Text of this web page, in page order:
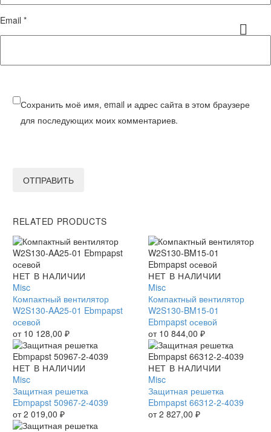
Email *
Сохранить моё имя, email и адрес сайта в этом браузере
для последующих моих комментариев.
ОТПРАВИТЬ
RELATED PRODUCTS
Компактный
вентилятор
W2S130-
AA25-
01
Ebmpapst
осевой
НЕТ В НАЛИЧИИ
Misc
Компактный вентилятор
W2S130-AA25-01 Ebmpapst
осевой
от 10 128,00 ₽
Компактный
вентилятор
W2S130-
BM15-
01
Ebmpapst
осевой
НЕТ В НАЛИЧИИ
Misc
Компактный вентилятор
W2S130-BM15-01
Ebmpapst осевой
от 10 844,00 ₽
Защитная
решетка
Ebmpapst
50967-
2-
4039
НЕТ В НАЛИЧИИ
Misc
Защитная решетка
Ebmpapst 50967-2-4039
от2 019,00 ₽
Защитная
решетка
Ebmpapst
66312-
2-
НЕТ В НАЛИЧИИ
Misc
Защитная решетка
Ebmpapst 66312-2-4039
от2 827,00 ₽